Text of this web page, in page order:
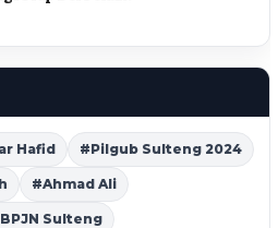
Hafid #Pilgub Sulteng 2024
#Ahmad Ali
Sulteng